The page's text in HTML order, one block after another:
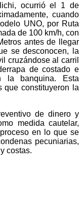
ocurrió el 1 de
cuando
UNO, por Ruta
de 100 km/h, con
antes de llegar
se desconocen, la
cruzándose al carril
de costado e
la banquina. Esta
que constituyeron la
de dinero y
medida cautelar,
en lo que se
pecuniarias,
costas.